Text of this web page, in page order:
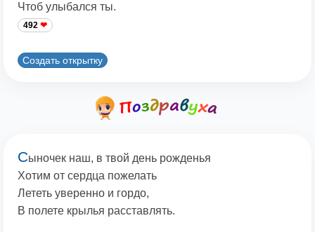
Чтоб улыбался ты.
492
Создать открытку
Сыночек наш, в твой день рожденья
Хотим от сердца пожелать
Лететь уверенно и гордо,
В полете крылья расставлять.